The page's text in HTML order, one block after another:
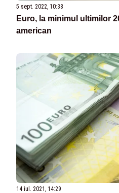
5 sept. 2022, 10:38
Euro, la minimul ultimilor
american
14 iul. 2021, 14:29